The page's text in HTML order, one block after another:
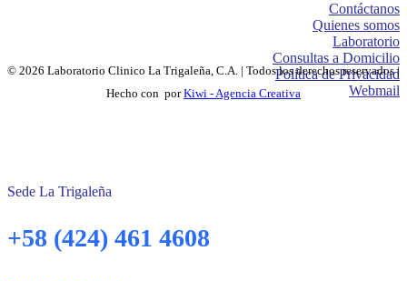
Contáctanos
Quienes somos
Laboratorio
Consultas a Domicilio
Política de Privacidad
Webmail
© 2026 Laboratorio Clinico La Trigaleña, C.A. | Todos los derechos reservados |
Hecho con porKiwi - Agencia Creativa
Sede La Trigaleña
+58 (424) 461 4608